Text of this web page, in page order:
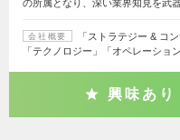
の所属となり、深い業界知見を武
会社概要
「ストラテジー & コ
「テクノロジー」「オペレーショ
興味あり